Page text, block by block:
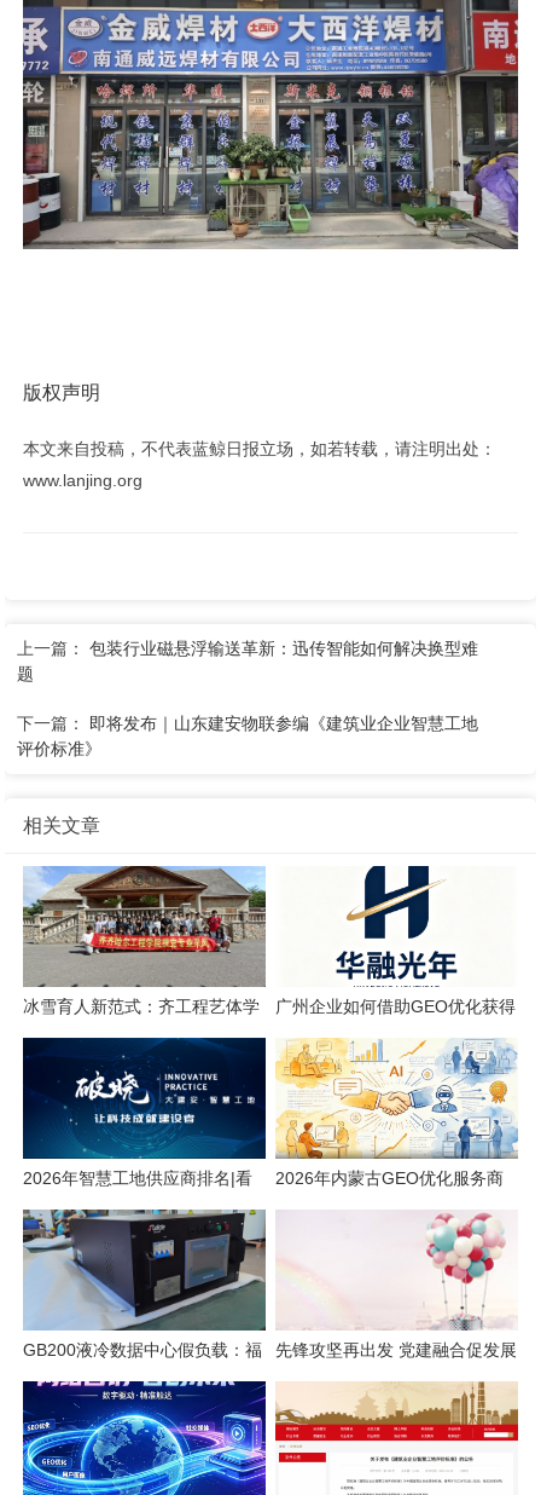
版权声明
本文来自投稿，不代表蓝鲸日报立场，如若转载，请注明出处：
www.lanjing.org
上一篇：包装行业磁悬浮输送革新：迅传智能如何解决换型难
题
下一篇： 即将发布｜山东建安物联参编《建筑业企业智慧工地
评价标准》
相关文章
冰雪育人新范式：齐工程艺体学
院的产教融合实践
广州企业如何借助GEO优化获得
AI搜索流量
2026年智慧工地供应商排名|看
看有你认识的吗
2026年内蒙古GEO优化服务商
GB200液冷数据中心假负载：福
德电子风液混合方案实战解析
先锋攻坚再出发 党建融合促发展
光大永明人寿召开党员先锋队成
果交流暨党建与业务融合座谈会